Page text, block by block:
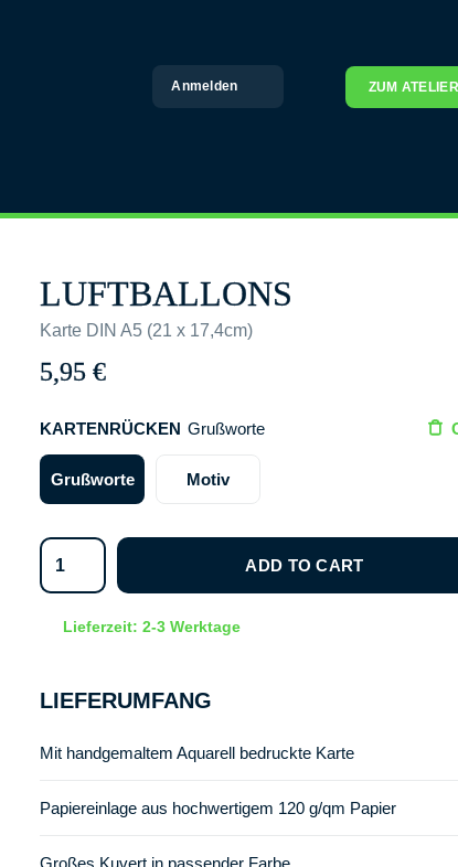
Anmelden ZUM ATELIER
LUFTBALLONS
Karte DIN A5 (21 x 17,4cm)
5,95 €
KARTENRÜCKEN Grußworte
Grußworte Motiv
ADD TO CART
Lieferzeit: 2-3 Werktage
LIEFERUMFANG
Mit handgemaltem Aquarell bedruckte Karte
Papiereinlage aus hochwertigem 120 g/qm Papier
Großes Kuvert in passender Farbe